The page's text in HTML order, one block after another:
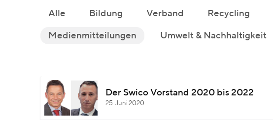
Alle Bildung Verband Recycling
Medienmitteilungen Umwelt & Nachhaltigkeit
25. Juni 2020
Der Swico Vorstand 2020 bis 2022